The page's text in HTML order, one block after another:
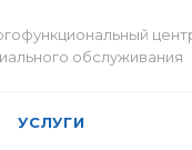
обслуживания
УСЛУГИ